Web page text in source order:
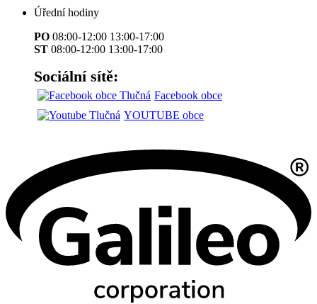
Úřední hodiny
PO 08:00-12:00 13:00-17:00
ST 08:00-12:00 13:00-17:00
Sociální sítě:
Facebook obce
YOUTUBE obce